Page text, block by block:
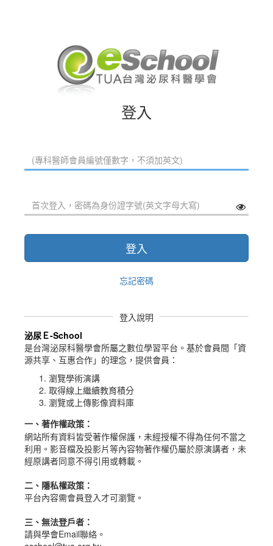
登入
登入
忘記密碼
登入說明
泌尿Ｅ-School
是台灣泌尿科醫學會所屬之數位學習平台。 基於會員間「資
源共享、互惠合作」的理念，提供會員：
瀏覽學術演講
取得線上繼續教育積分
瀏覽或上傳影像資料庫
一、 著作權政策 ：
網站所有資料皆受著作權保護，未經授權不得為任何不當之
利用。影音檔及投影片等內容物著作權仍屬於原演講者，未
經原講者同意不得引用或轉載。
二、隱私權政策：
平台內容需會員登入才可瀏覽。
三、無法登戶者：
請與學會Email聯絡。